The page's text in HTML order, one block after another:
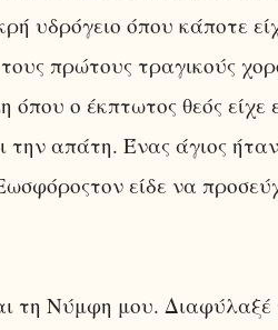
υδρόγειο όπου κάποτε
τους πρώτους τραγικούς
ο έκπτωτος θεός είχε
την απάτη. Ένας άγιος
είδε να
τη Νύμφη μου. Διαφύλαξέ